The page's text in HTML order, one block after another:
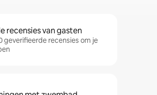
recensies van gasten
geverifieerde recensies om je